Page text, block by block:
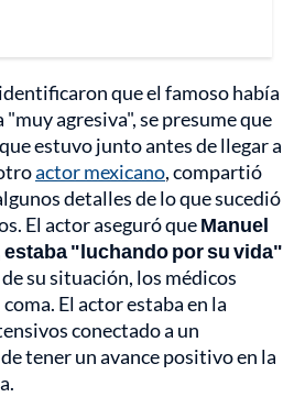
que el famoso había
agresiva", se presume que
estuvo junto antes de llegar a
actor mexicano, compartió
detalles de lo que sucedió
El actor aseguró queManuel
estaba "luchando por su vida"
su situación, los médicos
El actor estabaen la
conectado a un
tener un avance positivo en la